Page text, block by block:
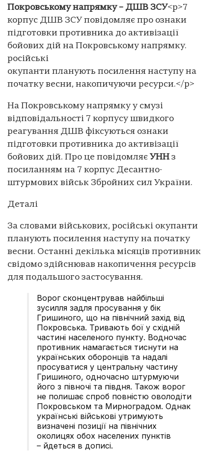
Покровському напрямку – ДШВ ЗСУ<p>7
корпус ДШВ ЗСУ повідомляє про ознаки
підготовки противника до активізації
бойових дій на Покровському напрямку.
російські
окупанти планують посилення наступу на
початку весни, накопичуючи ресурси.</p>
На Покровському напрямку у смузі
відповідальності 7 корпусу швидкого
реагування ДШВ фіксуються ознаки
підготовки противника до активізації
бойових дій. Про це повідомляє УНН з
посиланням на 7 корпус Десантно-
штурмових військ Збройних сил України.
Деталі
За словами військових, російські окупанти
планують посилення наступу на початку
весни. Останні декілька місяців противник
свідомо здійснював накопичення ресурсів
для подальшого застосування.
Ворог сконцентрував найбільші
зусилля задля просування у бік
Гришиного, що на північний захід від
Покровська. Тривають бої у східній
частині населеного пункту. Водночас
противник намагається тиснути на
українських оборонців та надалі
просуватися у центральну частину
Гришиного, одночасно штурмуючи
його з півночі та півдня. Також ворог
не полишає спроб повністю оволодіти
Покровськом та Мирноградом. Однак
українські військові утримують
визначені позиції на північних
околицях обох населених пунктів
– йдеться в дописі.